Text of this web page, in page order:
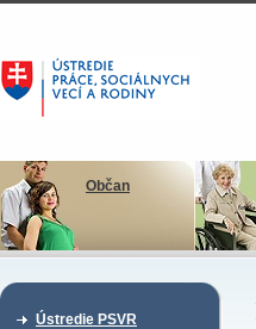
Občan
Ústredie PSVR